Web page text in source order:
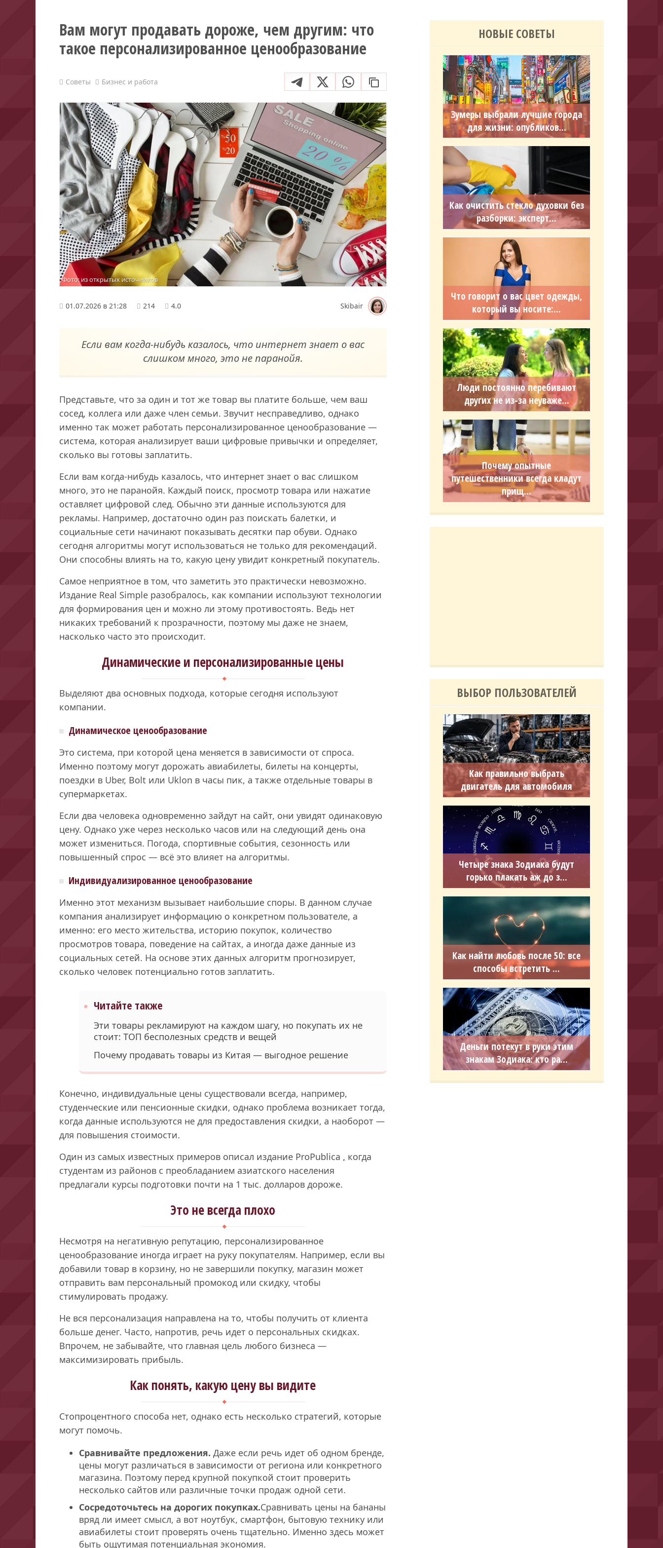
Вам могут продавать дороже, чем другим: что
такое персонализированное ценообразование
Советы Бизнес и работа
Фото: из открытых источников
01.07.2026 в 21:28 214 4.0 Skibair
Если вам когда-нибудь казалось, что интернет знает о вас
слишком много, это не паранойя.
Представьте, что за один и тот же товар вы платите больше, чем ваш
сосед, коллега или даже член семьи. Звучит несправедливо, однако
именно так может работать персонализированное ценообразование —
система, которая анализирует ваши цифровые привычки и определяет,
сколько вы готовы заплатить.
Если вам когда-нибудь казалось, что интернет знает о вас слишком
много, это не паранойя. Каждый поиск, просмотр товара или нажатие
оставляет цифровой след. Обычно эти данные используются для
рекламы. Например, достаточно один раз поискать балетки, и
социальные сети начинают показывать десятки пар обуви. Однако
сегодня алгоритмы могут использоваться не только для рекомендаций.
Они способны влиять на то, какую цену увидит конкретный покупатель.
Самое неприятное в том, что заметить это практически невозможно.
Издание Real Simple разобралось, как компании используют технологии
для формирования цен и можно ли этому противостоять. Ведь нет
никаких требований к прозрачности, поэтому мы даже не знаем,
насколько часто это происходит.
Динамические и персонализированные цены
Выделяют два основных подхода, которые сегодня используют
компании.
Динамическое ценообразование
Это система, при которой цена меняется в зависимости от спроса.
Именно поэтому могут дорожать авиабилеты, билеты на концерты,
поездки в Uber, Bolt или Uklon в часы пик, а также отдельные товары в
супермаркетах.
Если два человека одновременно зайдут на сайт, они увидят одинаковую
цену. Однако уже через несколько часов или на следующий день она
может измениться. Погода, спортивные события, сезонность или
повышенный спрос — всё это влияет на алгоритмы.
Индивидуализированное ценообразование
Именно этот механизм вызывает наибольшие споры. В данном случае
компания анализирует информацию о конкретном пользователе, а
именно: его место жительства, историю покупок, количество
просмотров товара, поведение на сайтах, а иногда даже данные из
социальных сетей. На основе этих данных алгоритм прогнозирует,
сколько человек потенциально готов заплатить.
Читайте также
Эти товары рекламируют на каждом шагу, но покупать их не
стоит: ТОП бесполезных средств и вещей
Почему продавать товары из Китая — выгодное решение
Конечно, индивидуальные цены существовали всегда, например,
студенческие или пенсионные скидки, однако проблема возникает тогда,
когда данные используются не для предоставления скидки, а наоборот —
для повышения стоимости.
Один из самых известных примеров описал издание ProPublica , когда
студентам из районов с преобладанием азиатского населения
предлагали курсы подготовки почти на 1 тыс. долларов дороже.
Это не всегда плохо
Несмотря на негативную репутацию, персонализированное
ценообразование иногда играет на руку покупателям. Например, если вы
добавили товар в корзину, но не завершили покупку, магазин может
отправить вам персональный промокод или скидку, чтобы
стимулировать продажу.
Не вся персонализация направлена на то, чтобы получить от клиента
больше денег. Часто, напротив, речь идет о персональных скидках.
Впрочем, не забывайте, что главная цель любого бизнеса —
максимизировать прибыль.
Как понять, какую цену вы видите
Стопроцентного способа нет, однако есть несколько стратегий, которые
могут помочь.
Сравнивайте предложения. Даже если речь идет об одном бренде,
цены могут различаться в зависимости от региона или конкретного
магазина. Поэтому перед крупной покупкой стоит проверить
несколько сайтов или различные точки продаж одной сети.
Сосредоточьтесь на дорогих покупках.Сравнивать цены на бананы
вряд ли имеет смысл, а вот ноутбук, смартфон, бытовую технику или
авиабилеты стоит проверять очень тщательно. Именно здесь может
быть ощутимая потенциальная экономия.
НОВЫЕ СОВЕТЫ
Зумеры выбрали лучшие города
для жизни: опубликов...
Как очистить стекло духовки без
разборки: эксперт...
Что говорит о вас цвет одежды,
который вы носите:...
Люди постоянно перебивают
других не из-за неуваже...
Почему опытные
путешественники всегда кладут
прищ...
ВЫБОР ПОЛЬЗОВАТЕЛЕЙ
Как правильно выбрать
двигатель для автомобиля
Четыре знака Зодиака будут
горько плакать аж до з...
Как найти любовь после 50: все
способы встретить ...
Деньги потекут в руки этим
знакам Зодиака: кто ра...